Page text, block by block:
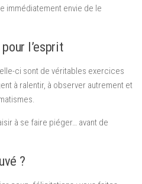
immédiatement envie de le
l’esprit
ci sont de véritables exercices
à ralentir, à observer autrement et
à se faire piéger… avant de
?